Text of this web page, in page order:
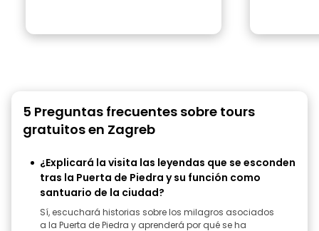
5 Preguntas frecuentes sobre tours
gratuitos en Zagreb
¿Explicará la visita las leyendas que se esconden
tras la Puerta de Piedra y su función como
santuario de la ciudad?
Sí, escuchará historias sobre los milagros asociados
a la Puerta de Piedra y aprenderá por qué se ha